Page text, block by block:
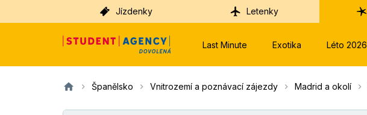
Jízdenky Letenky
Last Minute Exotika Léto 2026
Španělsko Vnitrozemí a poznávací zájezdy Madrid a okolí